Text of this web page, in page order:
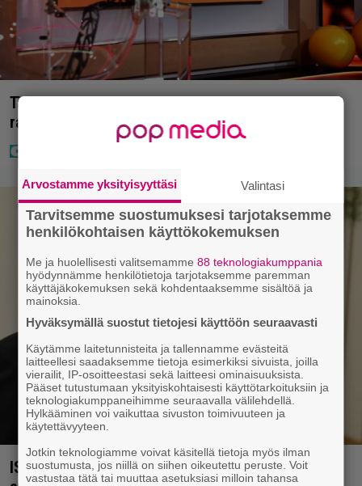
Täällä pelattiin lauantain Loton ja Jokerin isot
rahat – Tokmannilla, ABC:lla, netissä…
IS: Hjalliksen ja Jasminen häissä suomalainen
Arvostamme yksityisyyttäsi Valintasi
Tarvitsemme suostumuksesi tarjotaksemme
henkilökohtaisen käyttökokemuksen
Me ja huolellisesti valitsemamme88 teknologiakumppania
hyödynnämme henkilötietoja tarjotaksemme paremman
käyttäjäkokemuksen sekä kohdentaaksemme sisältöä ja
mainoksia.
Hyväksymällä suostut tietojesi käyttöön seuraavasti
Käytämme laitetunnisteita ja tallennamme evästeitä
laitteellesi saadaksemme tietoja esimerkiksi sivuista, joilla
vierailit, IP-osoitteestasi sekä laitteesi ominaisuuksista.
Pääset tutustumaan yksityiskohtaisesti käyttötarkoituksiin ja
teknologiakumppaneihimme seuraavalla välilehdellä.
Hylkääminen voi vaikuttaa sivuston toimivuuteen ja
käytettävyyteen.
Jotkin teknologiamme voivat käsitellä tietoja myös ilman
suostumusta, jos niillä on siihen oikeutettu peruste. Voit
vastustaa tätä tai muuttaa asetuksiasi milloin tahansa